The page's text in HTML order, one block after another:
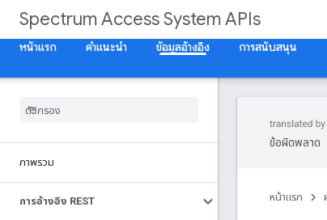
Spectrum Access System APIs
หน้าแรก
คำแนะนำ ข้อมูลอ้างอิง การสนับสนุน
ภาพรวม
การอ้างอิง REST
ข้อผิดพลาด
หน้าแรก